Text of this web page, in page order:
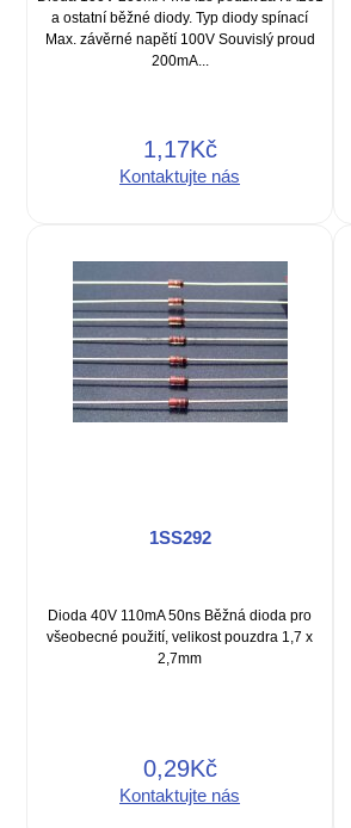
a ostatní běžné diody. Typ diody spínací
Max. závěrné napětí 100V Souvislý proud
200mA...
1,17Kč
Kontaktujte nás
1SS292
Dioda 40V 110mA 50ns Běžná dioda pro
všeobecné použití, velikost pouzdra 1,7 x
2,7mm
0,29Kč
Kontaktujte nás